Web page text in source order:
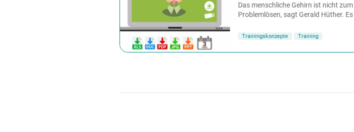
Das menschliche Gehirn ist nicht
Problemlösen, sagt Gerald Hüther.
Trainingskonzepte Training